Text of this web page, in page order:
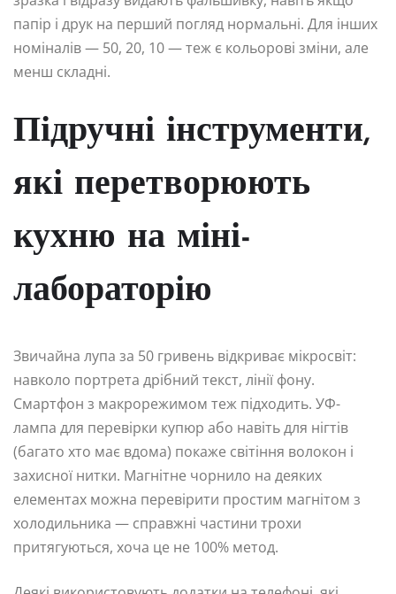
папір і друк на перший погляд нормальні. Для інших
номіналів — 50, 20, 10 — теж є кольорові зміни, але
менш складні.
Підручні інструменти,
які перетворюють
кухню на міні-
лабораторію
Звичайна лупа за 50 гривень відкриває мікросвіт:
навколо портрета дрібний текст, лінії фону.
Смартфон з макрорежимом теж підходить. УФ-
лампа для перевірки купюр або навіть для нігтів
(багато хто має вдома) покаже світіння волокон і
захисної нитки. Магнітне чорнило на деяких
елементах можна перевірити простим магнітом з
холодильника — справжні частини трохи
притягуються, хоча це не 100% метод.